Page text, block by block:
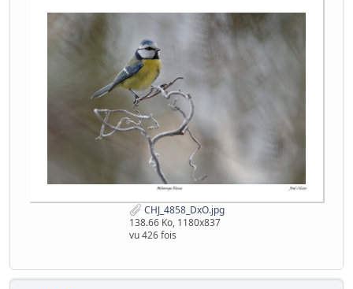
CHJ_4858_DxO.jpg
138.66 Ko, 1180x837
vu 426 fois